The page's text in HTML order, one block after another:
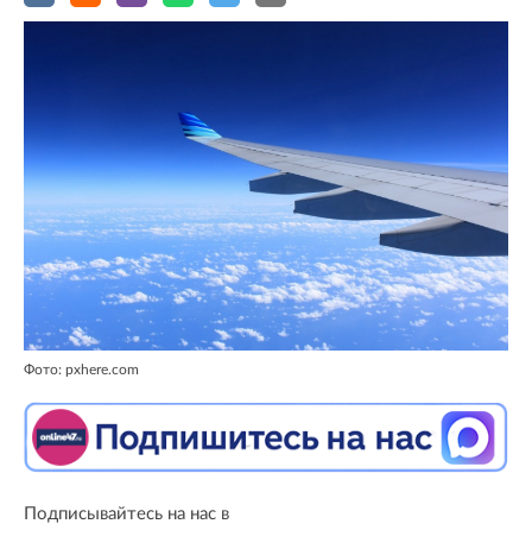
Фото: pxhere.com
Подписывайтесь на нас в